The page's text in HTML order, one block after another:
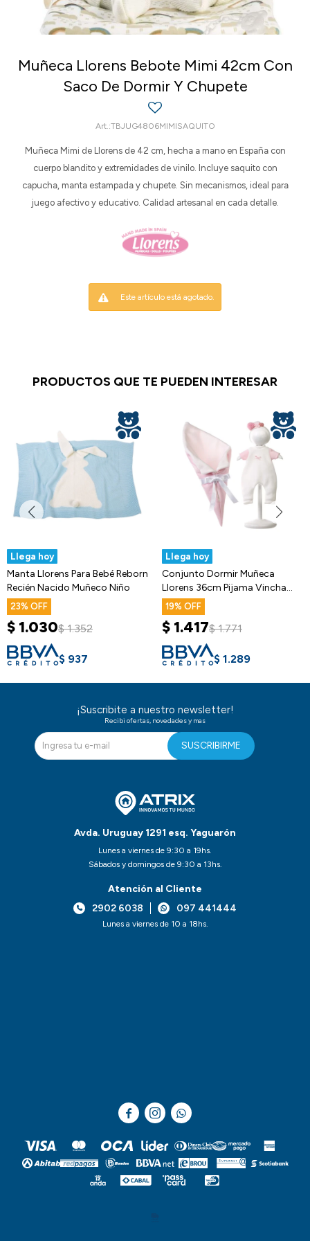
Muñeca Llorens Bebote Mimi 42cm Con
Saco De Dormir Y Chupete
TBJUG4806MIMISAQUITO
Muñeca Mimi de Llorens de 42 cm, hecha a mano en España con
cuerpo blandito y extremidades de vinilo. Incluye saquito con
capucha, manta estampada y chupete. Sin mecanismos, ideal para
juego afectivo y educativo. Calidad artesanal en cada detalle.
Este artículo está agotado.
PRODUCTOS QUE TE PUEDEN INTERESAR
Llega hoy
Manta Llorens Para Bebé Reborn
Recién Nacido Muñeco Niño
23
$ 1.030$ 1.352
$ 937
Llega hoy
Conjunto Dormir Muñeca
Llorens 36cm Pijama Vincha
Accesorios
19
$ 1.417$ 1.771
$ 1.289
Avda. Uruguay 1291 esq. Yaguarón
Lunes a viernes de 9:30 a 19hs.
Sábados y domingos de 9:30 a 13hs.
Atención al Cliente
2902 6038
097 441444
Lunes a viernes de 10 a 18hs.
¡Suscribite a nuestro newsletter!
Recibi ofertas, novedades y mas
SUSCRIBIRME
  